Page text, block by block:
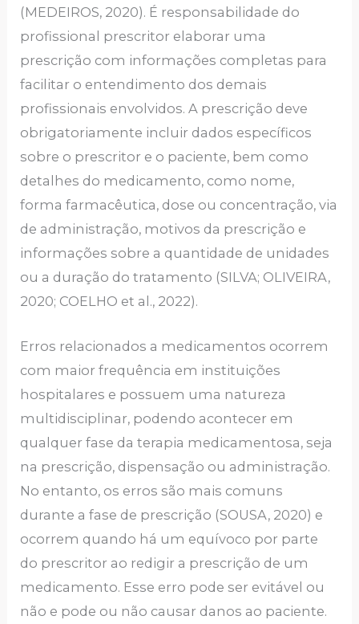
(MEDEIROS, 2020). É responsabilidade do
profissional prescritor elaborar uma
prescrição com informações completas para
facilitar o entendimento dos demais
profissionais envolvidos. A prescrição deve
obrigatoriamente incluir dados específicos
sobre o prescritor e o paciente, bem como
detalhes do medicamento, como nome,
forma farmacêutica, dose ou concentração, via
de administração, motivos da prescrição e
informações sobre a quantidade de unidades
ou a duração do tratamento (SILVA; OLIVEIRA,
2020; COELHO et al., 2022).
Erros relacionados a medicamentos ocorrem
com maior frequência em instituições
hospitalares e possuem uma natureza
multidisciplinar, podendo acontecer em
qualquer fase da terapia medicamentosa, seja
na prescrição, dispensação ou administração.
No entanto, os erros são mais comuns
durante a fase de prescrição (SOUSA, 2020) e
ocorrem quando há um equívoco por parte
do prescritor ao redigir a prescrição de um
medicamento. Esse erro pode ser evitável ou
não e pode ou não causar danos ao paciente.